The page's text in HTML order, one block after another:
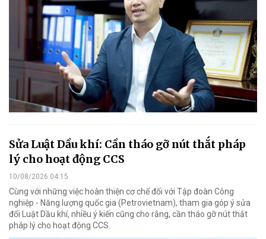
Sửa Luật Dầu khí: Cần tháo gỡ nút thắt pháp
lý cho hoạt động CCS
10/08/2026 04:15
Cùng với những việc hoàn thiện cơ chế đối với Tập đoàn Công
nghiệp - Năng lượng quốc gia (Petrovietnam), tham gia góp ý sửa
đổi Luật Dầu khí, nhiều ý kiến cũng cho rằng, cần tháo gỡ nút thắt
pháp lý cho hoạt động CCS.